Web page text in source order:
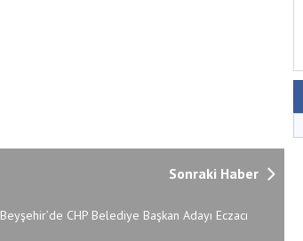
Sonraki Haber
Beyşehir’de CHP Belediye Başkan Adayı Eczacı